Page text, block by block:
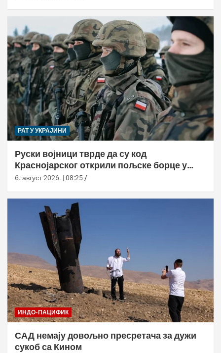
РАТ У УКРАЈИНИ
Руски војници тврде да су код
Краснојарског открили пољске борце у
НАТО униформама
6. август 2026. | 08:25
ИНДО-ПАЦИФИК
САД немају довољно пресретача за дужи
сукоб са Кином